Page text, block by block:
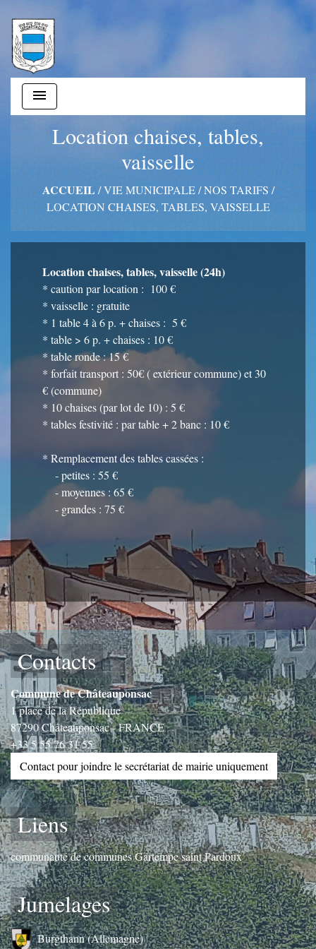
menu
Location chaises, tables,
vaisselle
ACCUEIL /VIE MUNICIPALE/NOS TARIFS/
LOCATION CHAISES, TABLES, VAISSELLE
Location chaises, tables, vaisselle (24h)
* caution par location : 100 €
* vaisselle : gratuite
* 1 table 4 à 6 p. + chaises : 5 €
* table > 6 p. + chaises : 10 €
* table ronde : 15 €
* forfait transport : 50€ ( extérieur commune) et 30
€ (commune)
* 10 chaises (par lot de 10) : 5 €
* tables festivité : par table + 2 banc : 10 €
* Remplacement des tables cassées :
- petites : 55 €
- moyennes : 65 €
- grandes : 75 €
Contacts
Commune de Châteauponsac
1 place de la République
87290 Châteauponsac - FRANCE
+33 5 55 76 31 55
Contact pour joindre le secrétariat de mairie uniquement
Liens
communauté de communes Gartempe saint Pardoux
Jumelages
Burgthann (Allemagne)